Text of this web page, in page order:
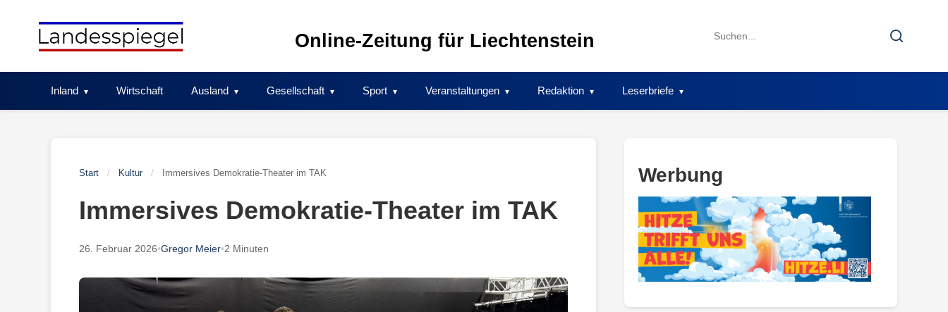
Online-Zeitung für Liechtenstein
Search
Search
Inland Wirtschaft Ausland Gesellschaft Sport Veranstaltungen Redaktion Leserbriefe
Start / Kultur / Immersives Demokratie-Theater im TAK
Immersives Demokratie-Theater im TAK
26. Februar 2026•Gregor Meier•2 Minuten
Werbung